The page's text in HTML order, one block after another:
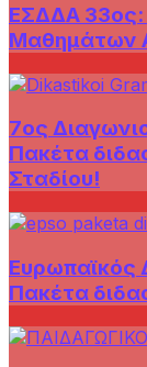
ΕΣΔΔΑ 33ος:
Μαθημάτων
7ος
Πακέτα
Σταδίου!
Ευρωπαϊκός
Πακέτα